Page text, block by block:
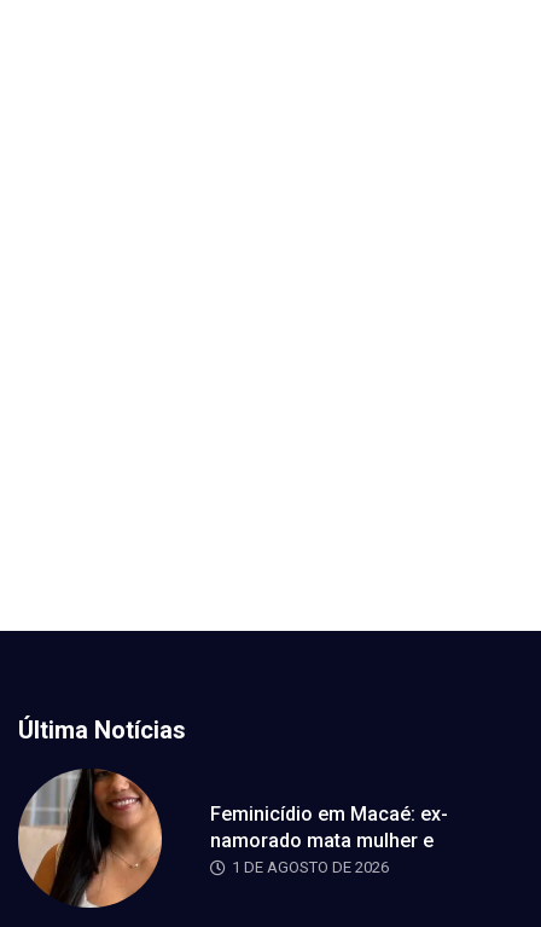
Última Notícias
Feminicídio em Macaé: ex-
namorado mata mulher e
1 DE AGOSTO DE 2026